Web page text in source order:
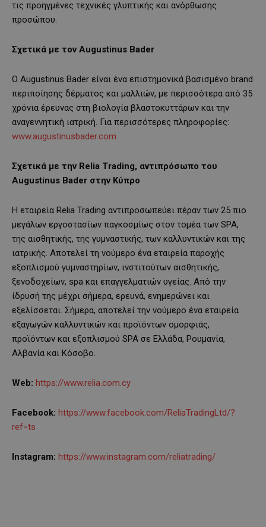
τις προηγμένες τεχνικές γλυπτικής και ανόρθωσης
προσώπου.
Σχετικά με τον Augustinus Bader
Ο Augustinus Bader είναι ένα επιστημονικά βασισμένο brand
περιποίησης δέρματος και μαλλιών, με περισσότερα από 35
χρόνια έρευνας στη βιολογία βλαστοκυττάρων και την
αναγεννητική ιατρική. Για περισσότερες πληροφορίες:
www.augustinusbader.com
Σχετικά με την Relia Trading, αντιπρόσωπο του
Augustinus Bader στην Κύπρο
Η εταιρεία Relia Trading αντιπροσωπεύει πέραν των 25 πιο
μεγάλων εργοστασίων παγκοσμίως στον τομέα των SPA,
της αισθητικής, της γυμναστικής, των καλλυντικών και της
ιατρικής. Αποτελεί τη νούμερο ένα εταιρεία παροχής
εξοπλισμού γυμναστηρίων, ινστιτούτων αισθητικής,
ξενοδοχείων, spa και επαγγελματιών υγείας. Από την
ίδρυσή της μέχρι σήμερα, ερευνά, ενημερώνει και
εξελίσσεται. Σήμερα, αποτελεί την νούμερο ένα εταιρεία
εξαγωγών καλλυντικών και προϊόντων ομορφιάς,
προϊόντων και εξοπλισμού SPA σε Ελλάδα, Ρουμανία,
Αλβανία και Κόσοβο.
Web: https://www.relia.com.cy
Facebook: https://www.facebook.com/ReliaTradingLtd/?
ref=ts
Instagram: https://www.instagram.com/reliatrading/